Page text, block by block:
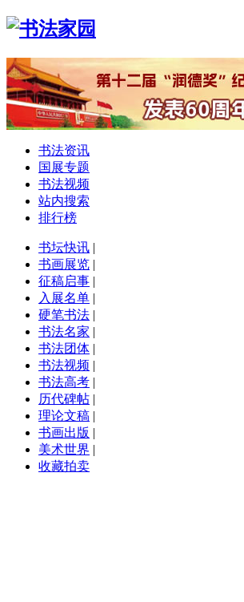
书法资讯
国展专题
书法视频
站内搜索
排行榜
书坛快讯 |
书画展览 |
征稿启事 |
入展名单 |
硬笔书法 |
书法名家 |
书法团体 |
书法视频 |
书法高考 |
历代碑帖 |
理论文稿 |
书画出版 |
美术世界 |
收藏拍卖